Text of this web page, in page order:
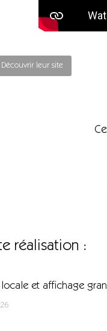
Découvrir leur site
réalisation :
locale et affichage